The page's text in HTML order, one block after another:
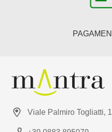
Viale Palmiro Togliatti,